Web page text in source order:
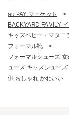
au PAY マーケット
>
BACKYARD FAMILY
キッズベビー・マタニ
フォーマル靴
>
フォーマルシューズ
ューズ キッズシュー
供 おしゃれ かわいい